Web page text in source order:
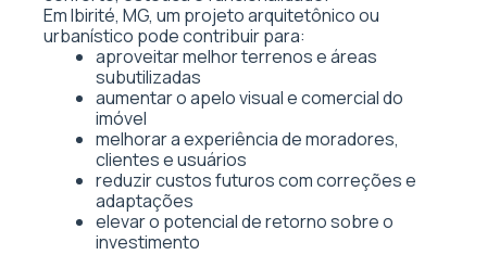
Em Ibirité, MG, um projeto arquitetônico ou
urbanístico pode contribuir para:
aproveitar melhor terrenos e áreas
subutilizadas
aumentar o apelo visual e comercial do
imóvel
melhorar a experiência de moradores,
clientes e usuários
reduzir custos futuros com correções e
adaptações
elevar o potencial de retorno sobre o
investimento